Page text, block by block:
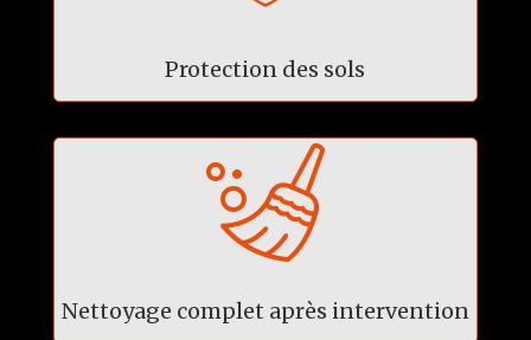
Protection des sols
Nettoyage complet après intervention